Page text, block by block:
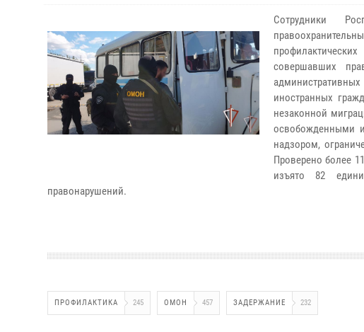
Сотрудники
совершавших
иностранных
незаконной
освобожденными
надзором,
Проверено более
изъято 82
правонарушений.
ПРОФИЛАКТИКА 245 ОМОН 457 ЗАДЕРЖАНИЕ 232